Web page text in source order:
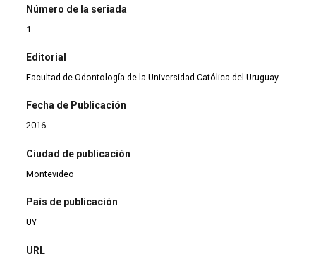
Número de la seriada
1
Editorial
Facultad de Odontología de la Universidad Católica del Uruguay
Fecha de Publicación
2016
Ciudad de publicación
Montevideo
País de publicación
UY
URL